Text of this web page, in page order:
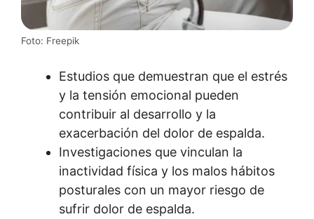
Foto: Freepik
Estudios que demuestran que el estrés
y la tensión emocional pueden
contribuir al desarrollo y la
exacerbación del dolor de espalda.
Investigaciones que vinculan la
inactividad física y los malos hábitos
posturales con un mayor riesgo de
sufrir dolor de espalda.